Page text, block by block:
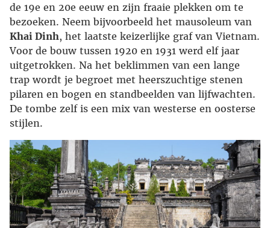
de 19e en 20e eeuw en zijn fraaie plekken om te
bezoeken. Neem bijvoorbeeld het mausoleum van
Khai Dinh, het laatste keizerlijke graf van Vietnam.
Voor de bouw tussen 1920 en 1931 werd elf jaar
uitgetrokken. Na het beklimmen van een lange
trap wordt je begroet met heerszuchtige stenen
pilaren en bogen en standbeelden van lijfwachten.
De tombe zelf is een mix van westerse en oosterse
stijlen.